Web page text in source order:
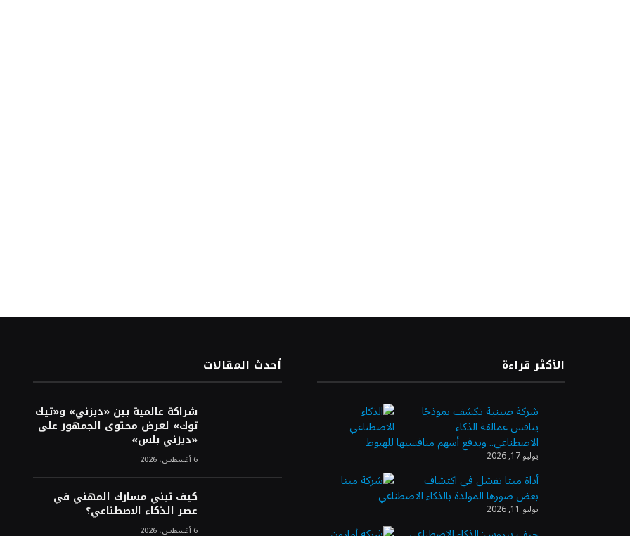
الأكثر قراءة
شركة صينية تكشف نموذجًا
ينافس عمالقة الذكاء
الاصطناعي.. ويدفع أسهم منافسيها للهبوط
يوليو 17, 2026
أداة ميتا تفشل في اكتشاف
بعض صورها المولدة بالذكاء الاصطناعي
يوليو 11, 2026
أحدث المقالات
شراكة عالمية بين «ديزني» و«تيك
توك» لعرض محتوى الجمهور على
«ديزني بلس»
6 أغسطس، 2026
كيف تبني مسارك المهني في
عصر الذكاء الاصطناعي؟
6 أغسطس، 2026